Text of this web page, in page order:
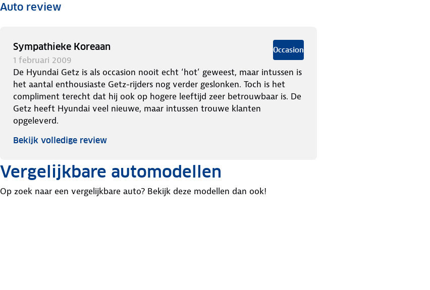
Auto review
Sympathieke Koreaan
1 februari 2009
Occasion
De Hyundai Getz is als occasion nooit echt ‘hot’ geweest, maar intussen is
het aantal enthousiaste Getz-rijders nog verder geslonken. Toch is het
compliment terecht dat hij ook op hogere leeftijd zeer betrouwbaar is. De
Getz heeft Hyundai veel nieuwe, maar intussen trouwe klanten
opgeleverd.
Bekijk volledige review
Vergelijkbare automodellen
Op zoek naar een vergelijkbare auto? Bekijk deze modellen dan ook!